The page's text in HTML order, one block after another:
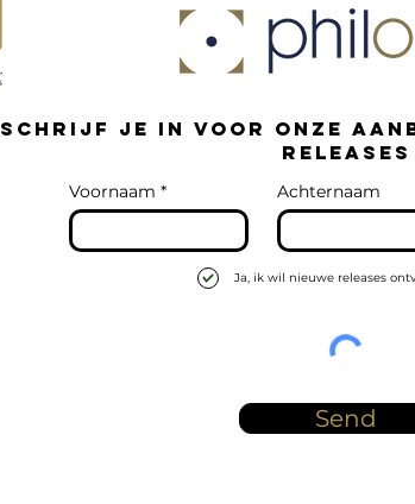
Schrijf je in voor onze
releases
Voornaam Achternaam
Ja, ik wil nieuwe releases
Send